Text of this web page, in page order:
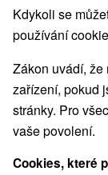
Kdykoli se
používání
Zákon uvádí, že
zařízení, pokud
stránky. Pro
vaše povolení.
Cookies, které